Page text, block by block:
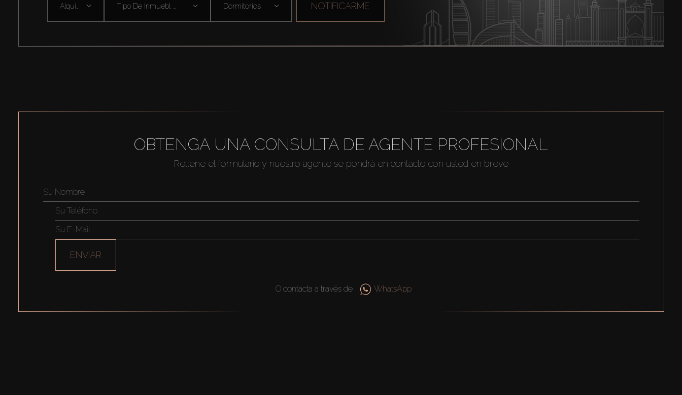
Tipo De Inmuebl ... Dormitorios NOTIFICARME
OBTENGA UNA CONSULTA DE AGENTE PROFESIONAL
Rellene el formulario y nuestro agente se pondrá en contacto con usted en breve
ENVIAR
O contacta a través de WhatsApp